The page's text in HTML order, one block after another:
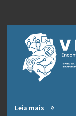
Leia mais